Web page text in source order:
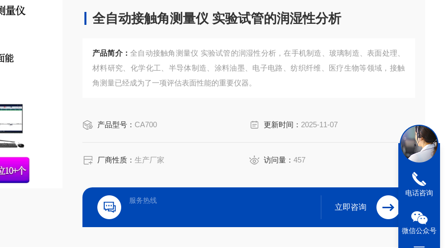
全自动接触角测量仪 实验试管的润湿性分析
产品简介：全自动接触角测量仪 实验试管的润湿性分析，在手机制造、玻璃制造、表面处理、
材料研究、化学化工、半导体制造、涂料油墨、电子电路、纺织纤维、医疗生物等领域，接触
角测量已经成为了一项评估表面性能的重要仪器。
产品型号： CA700 更新时间： 2025-11-07
厂商性质：生产厂家 访问量：457
服务热线
立即咨询
电话咨询
微信公众号